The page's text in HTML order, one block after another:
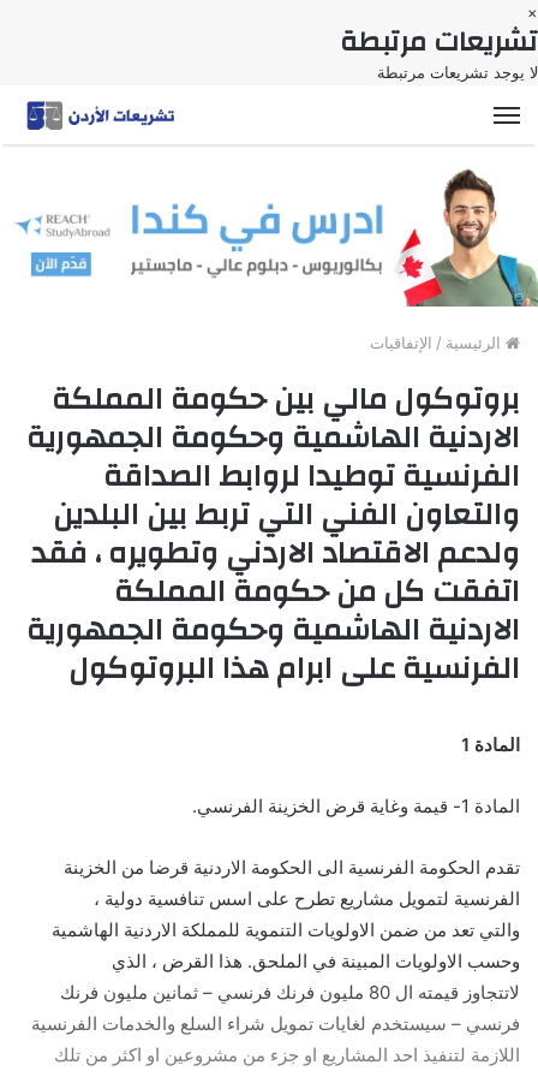
×
تشريعات مرتبطة
لا يوجد تشريعات مرتبطة
القائمة
الرئيسية / الإتفاقيات
بروتوكول مالي بين حكومة المملكة
الاردنية الهاشمية وحكومة الجمهورية
الفرنسية توطيدا لروابط الصداقة
والتعاون الفني التي تربط بين البلدين
ولدعم الاقتصاد الاردني وتطويره ، فقد
اتفقت كل من حكومة المملكة
الاردنية الهاشمية وحكومة الجمهورية
الفرنسية على ابرام هذا البروتوكول
المادة 1
المادة 1- قيمة وغاية قرض الخزينة الفرنسي.
تقدم الحكومة الفرنسية الى الحكومة الاردنية قرضا من الخزينة
الفرنسية لتمويل مشاريع تطرح على اسس تنافسية دولية ،
والتي تعد من ضمن الاولويات التنموية للمملكة الاردنية الهاشمية
وحسب الاولويات المبينة في الملحق. هذا القرض ، الذي
لاتتجاوز قيمته ال 80 مليون فرنك فرنسي – ثمانين مليون فرنك
فرنسي – سيستخدم لغايات تمويل شراء السلع والخدمات الفرنسية
اللازمة لتنفيذ احد المشاريع او جزء من مشروعين او اكثر من تلك